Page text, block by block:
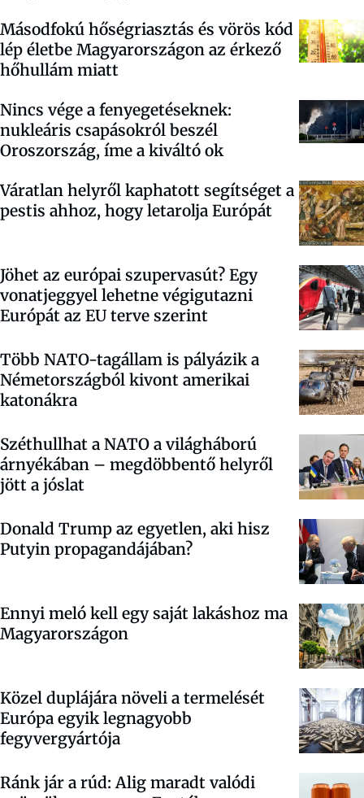
Másodfokú hőségriasztás és vörös kód
lép életbe Magyarországon az érkező
hőhullám miatt
Nincs vége a fenyegetéseknek:
nukleáris csapásokról beszél
Oroszország, íme a kiváltó ok
Váratlan helyről kaphatott segítséget a
pestis ahhoz, hogy letarolja Európát
Jöhet az európai szupervasút? Egy
vonatjeggyel lehetne végigutazni
Európát az EU terve szerint
Több NATO-tagállam is pályázik a
Németországból kivont amerikai
katonákra
Széthullhat a NATO a világháború
árnyékában – megdöbbentő helyről
jött a jóslat
Donald Trump az egyetlen, aki hisz
Putyin propagandájában?
Ennyi meló kell egy saját lakáshoz ma
Magyarországon
Közel duplájára növeli a termelését
Európa egyik legnagyobb
fegyvergyártója
Ránk jár a rúd: Alig maradt valódi